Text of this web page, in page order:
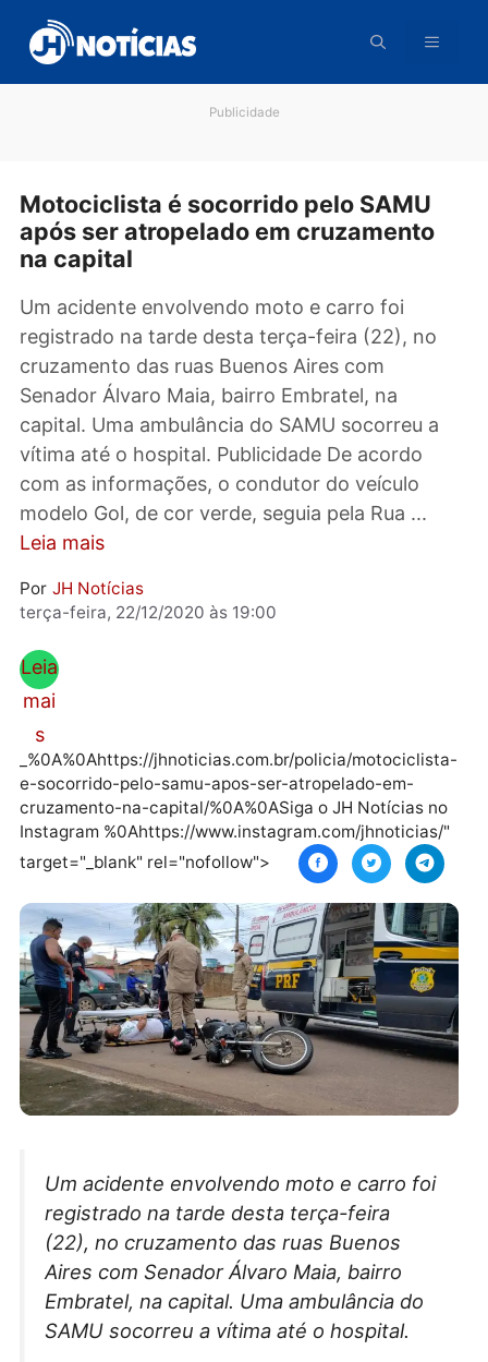
para
conteúdo
Motociclista é socorrido pelo SAMU
após ser atropelado em cruzamento
Um acidente envolvendo moto e carro foi
registrado na tarde desta terça-feira (22), no
cruzamento das ruas Buenos Aires com
Senador Álvaro Maia, bairro Embratel, na
capital. Uma ambulância do SAMU socorreu a
vítima até o hospital. Publicidade De acordo
com as informações, o condutor do veículo
Leia mais
Por
terça-feira, 22/12/2020 às 19:00
Leia
mai
s
_%0A%0Ahttps://jhnoticias.com.br/policia/
e-socorrido-pelo-samu-apos-ser-atropelado-em-
Instagram %0Ahttps://www.instagram.com/
target="_blank" rel="nofollow">
Um acidente envolvendo moto e carro foi
registrado na tarde desta terça-feira